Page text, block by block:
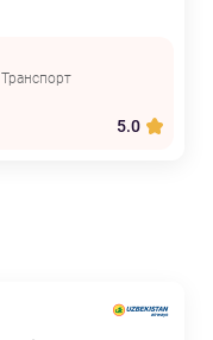
Транспорт
5.0